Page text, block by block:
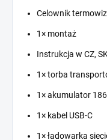
Celownik
1× montaż
Instrukcja w CZ,
1× torba
1× akumulator
1× kabel USB-C
1× ładowarka